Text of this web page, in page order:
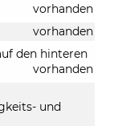
vorhanden
vorhanden
den hinteren
vorhanden
und